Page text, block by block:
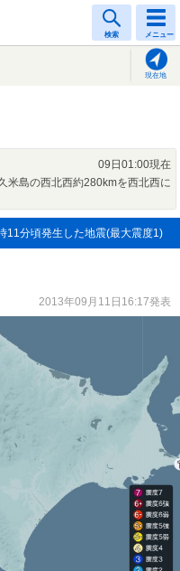
検索 メニュー
現在地
09日01:00現在
米島の西北西約280kmを西北西に
11分頃発生した地震(最大震度1)
2013年09月11日16:17発表